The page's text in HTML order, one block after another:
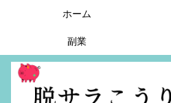
ホーム
副業